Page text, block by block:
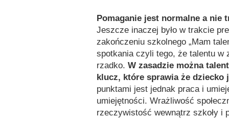
Pomaganie jest normalne a nie
Jeszcze inaczej było w trakcie
zakończeniu szkolnego „Mam
spotkania czyli tego, że talentu w
rzadko. W zasadzie można
klucz, które sprawia że dziecko
punktami jest jednak praca i
umiejętności. Wrażliwość
rzeczywistość wewnątrz szkoły i